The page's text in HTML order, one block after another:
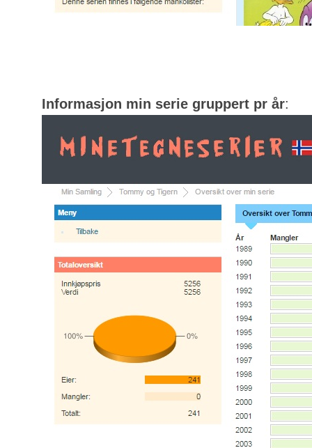
Informasjon min serie gruppert pr år: